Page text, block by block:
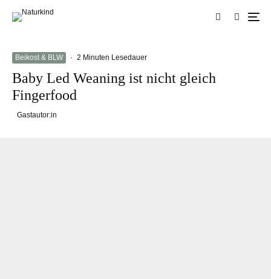
Beikost & BLW · 2 Minuten Lesedauer
Baby Led Weaning ist nicht gleich
Fingerfood
Gastautor:in